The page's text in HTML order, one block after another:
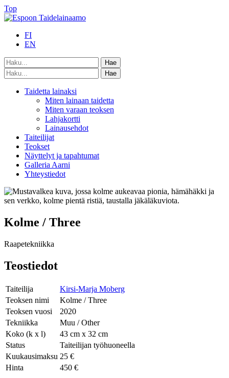
Top
FI
EN
Taidetta lainaksi
Miten lainaan taidetta
Miten varaan teoksen
Lahjakortti
Lainausehdot
Taiteilijat
Teokset
Näyttelyt ja tapahtumat
Galleria Aarni
Yhteystiedot
Kolme / Three
Raapetekniikka
Teostiedot
Taiteilija
Kirsi-Marja Moberg
Teoksen nimi
Kolme / Three
Teoksen vuosi
2020
Tekniikka
Muu / Other
Koko (k x l)
43 cm x 32 cm
Status
Taiteilijan työhuoneella
Kuukausimaksu 25 €
Hinta
450 €